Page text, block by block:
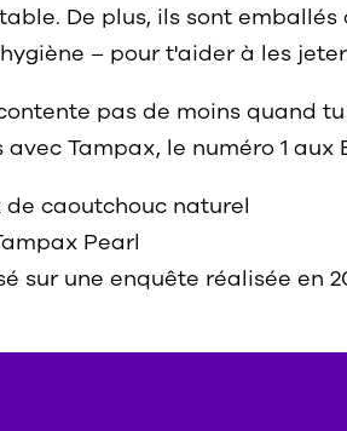
De plus, ils sont
– pour t'aider à les
pas de moins quand
avec Tampax, le numéro 1
de caoutchouc naturel
Pearl
sur une enquête réalisée en